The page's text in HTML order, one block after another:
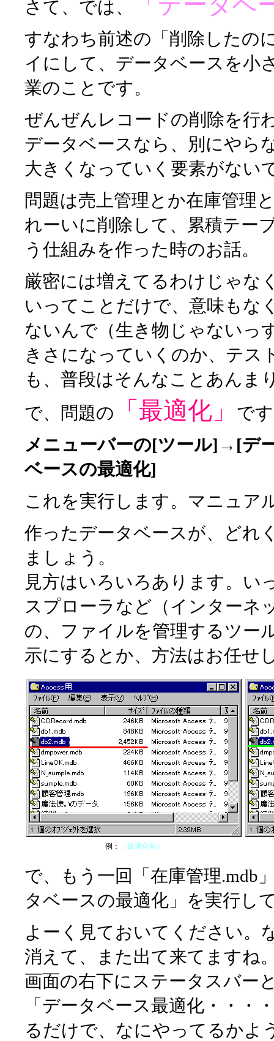
さて、では、
すなわち前述の「削除したの
イにして、データベースを小
業のことです。
ぜんぜんレコードの削除を行
データベースなら、別にやら
大きくなっていく要素がない
問題は売上管理とか在庫管理
れーいに削除して、累積テー
う仕組みを作った時のお話。
厳密には増えてるわけじゃな
いってことだけで、意味もな
ないんで（生き物じゃないっ
きさになっていくのか、テス
も、普段はそんなことあんま
で、問題の
「最適化」
で
メニューバーの[ツール]→[デ
ベースの最適化]
これを実行します。マニュア
作ったデータベースが、どれ
ましょう。
見方はいろいろあります。い
スプローラなど（インターネ
の、ファイルを管理するツー
示にするとか、方法はお任せ
例： （最適化前）
で、もう一回「在庫管理.mdb
タベースの最適化」を実行し
よーく見ておいてください。
消えて、また出て来てますね
画面の右下にステータスバー
「データベース最適化・・・
るだけで、なにやってるかよ